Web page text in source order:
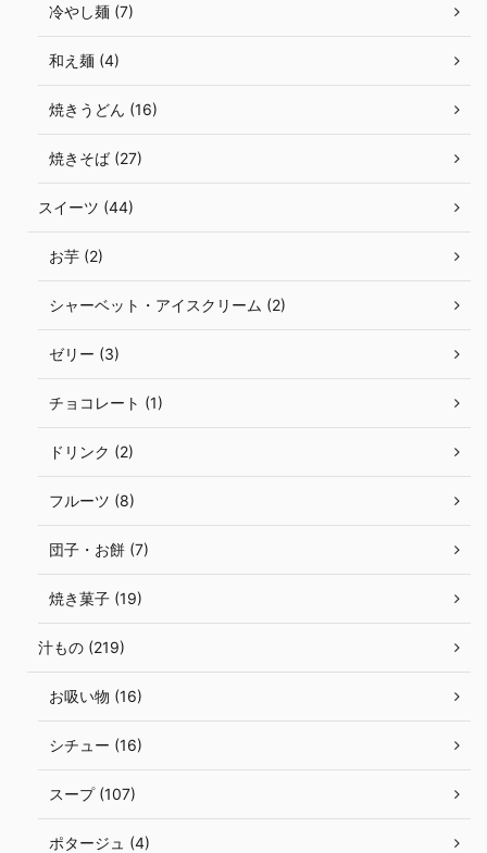
冷やし麺 (7)
和え麺 (4)
焼きうどん (16)
焼きそば (27)
スイーツ (44)
お芋 (2)
シャーベット・アイスクリーム (2)
ゼリー (3)
チョコレート (1)
ドリンク (2)
フルーツ (8)
団子・お餅 (7)
焼き菓子 (19)
汁もの (219)
お吸い物 (16)
シチュー (16)
スープ (107)
ポタージュ (4)